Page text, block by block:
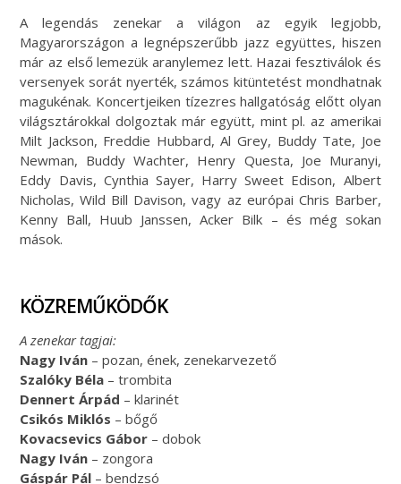
A legendás zenekar a világon az egyik legjobb,
Magyarországon a legnépszerűbb jazz együttes, hiszen
már az első lemezük aranylemez lett. Hazai fesztiválok és
versenyek sorát nyerték, számos kitüntetést mondhatnak
magukénak. Koncertjeiken tízezres hallgatóság előtt olyan
világsztárokkal dolgoztak már együtt, mint pl. az amerikai
Milt Jackson, Freddie Hubbard, Al Grey, Buddy Tate, Joe
Newman, Buddy Wachter, Henry Questa, Joe Muranyi,
Eddy Davis, Cynthia Sayer, Harry Sweet Edison, Albert
Nicholas, Wild Bill Davison, vagy az európai Chris Barber,
Kenny Ball, Huub Janssen, Acker Bilk – és még sokan
mások.
KÖZREMŰKÖDŐK
A zenekar tagjai:
Nagy Iván – pozan, ének, zenekarvezető
Szalóky Béla – trombita
Dennert Árpád – klarinét
Csikós Miklós – bőgő
Kovacsevics Gábor – dobok
Nagy Iván – zongora
Gáspár Pál – bendzsó